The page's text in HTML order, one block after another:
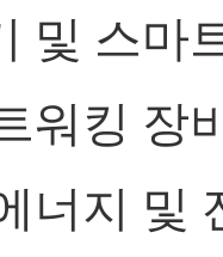
및 스마
워킹 장
너지 및